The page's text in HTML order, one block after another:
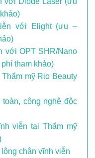
với Elight (ưu –
với OPT SHR/Nano
tham khảo)
mỹ Rio Beauty
công nghệ độc
viễn tại Thẩm mỹ
chân vĩnh viễn